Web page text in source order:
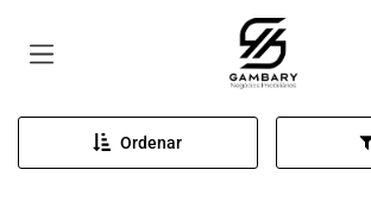
Página inicial
Ordenar